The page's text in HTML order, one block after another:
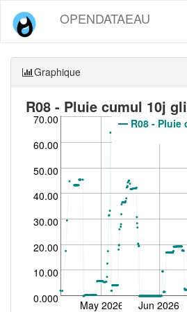
OPENDATAEAU
Graphique
R08 - Pluie cumul 10j
R08 - Pluie
0.000
10.00
20.00
30.00
40.00
50.00
60.00
70.00
May 2026 Jun 2026